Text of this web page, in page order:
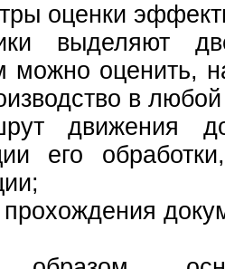
оценки
выделяют
можно оценить,
в
движения
его
прохождения